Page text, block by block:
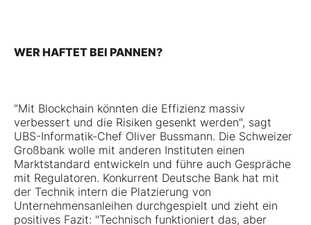
WER HAFTET BEI PANNEN?
"Mit Blockchain könnten die Effizienz massiv
verbessert und die Risiken gesenkt werden", sagt
UBS-Informatik-Chef Oliver Bussmann. Die Schweizer
Großbank wolle mit anderen Instituten einen
Marktstandard entwickeln und führe auch Gespräche
mit Regulatoren. Konkurrent Deutsche Bank hat mit
der Technik intern die Platzierung von
Unternehmensanleihen durchgespielt und zieht ein
positives Fazit: "Technisch funktioniert das, aber